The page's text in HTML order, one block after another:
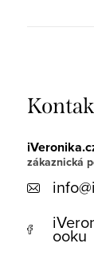
info@
ooku